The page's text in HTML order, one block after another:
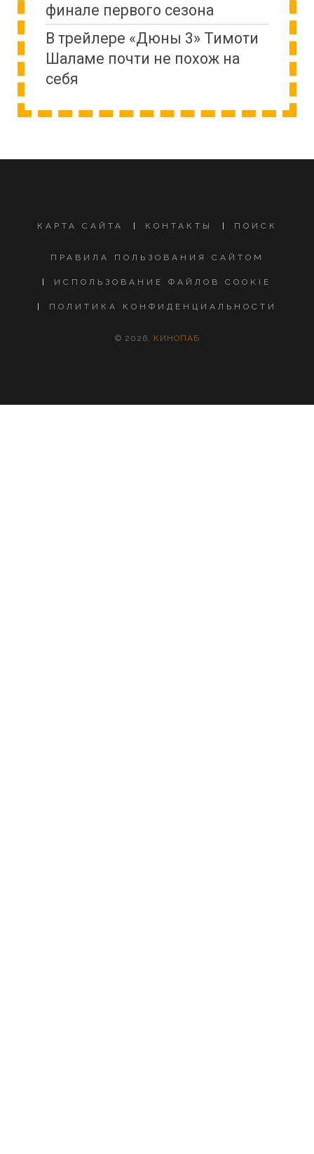
финале первого сезона
В трейлере «Дюны 3» Тимоти
Шаламе почти не похож на
себя
КАРТА САЙТА КОНТАКТЫ ПОИСК
ПРАВИЛА ПОЛЬЗОВАНИЯ САЙТОМ
ИСПОЛЬЗОВАНИЕ ФАЙЛОВ COOKIE
ПОЛИТИКА КОНФИДЕНЦИАЛЬНОСТИ
© 2026, КИНОПАБ